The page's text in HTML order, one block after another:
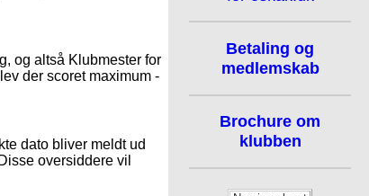
og altså Klubmester for
der scoret maximum -
dato bliver meldt ud
oversiddere vil
Betaling og
medlemskab
Brochure om
klubben